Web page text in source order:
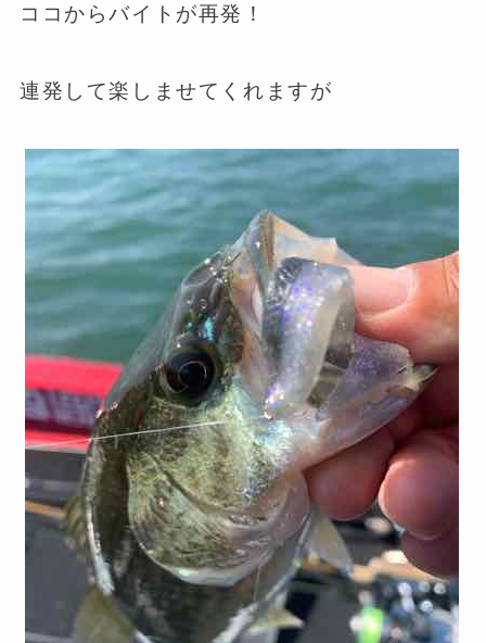
ココからバイトが再発！
連発して楽しませてくれますが